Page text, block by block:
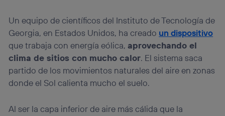
Un equipo de científicos del Instituto de Tecnología de
Georgia, en Estados Unidos, ha creado un dispositivo
que trabaja con energía eólica,aprovechando el
clima de sitios con mucho calor. El sistema saca
partido de los movimientos naturales del aire en zonas
donde el Sol calienta mucho el suelo.
Al ser la capa inferior de aire más cálida que la
navegación del usuario del móvil.
Puedes gestionar los consentimientos Utiq seleccionando
“Administrar Utiq” en la parte inferior de esta página web o
visitando el portal de privacidad de Utiq
la política de privacidad de Utiq.